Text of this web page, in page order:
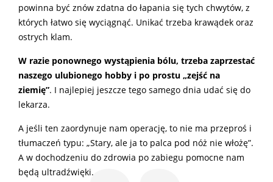
powinna być znów zdatna do łapania się tych chwytów, z
których łatwo się wyciągnąć. Unikać trzeba krawądek oraz
ostrych klam.
W razie ponownego wystąpienia bólu, trzeba zaprzestać
naszego ulubionego hobby i po prostu „zejść na
ziemię”. I najlepiej jeszcze tego samego dnia udać się do
lekarza.
A jeśli ten zaordynuje nam operację, to nie ma przeproś i
tłumaczeń typu: „Stary, ale ja to palca pod nóż nie włożę”.
A w dochodzeniu do zdrowia po zabiegu pomocne nam
będą ultradźwięki.